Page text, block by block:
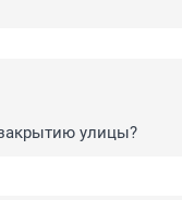
улицы?